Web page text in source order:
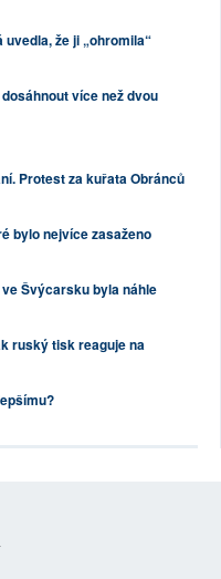
že ji „ohromila“
více než dvou
Protest za kuřata Obránců
bylo nejvíce zasaženo
Švýcarsku byla náhle
ruský tisk reaguje na